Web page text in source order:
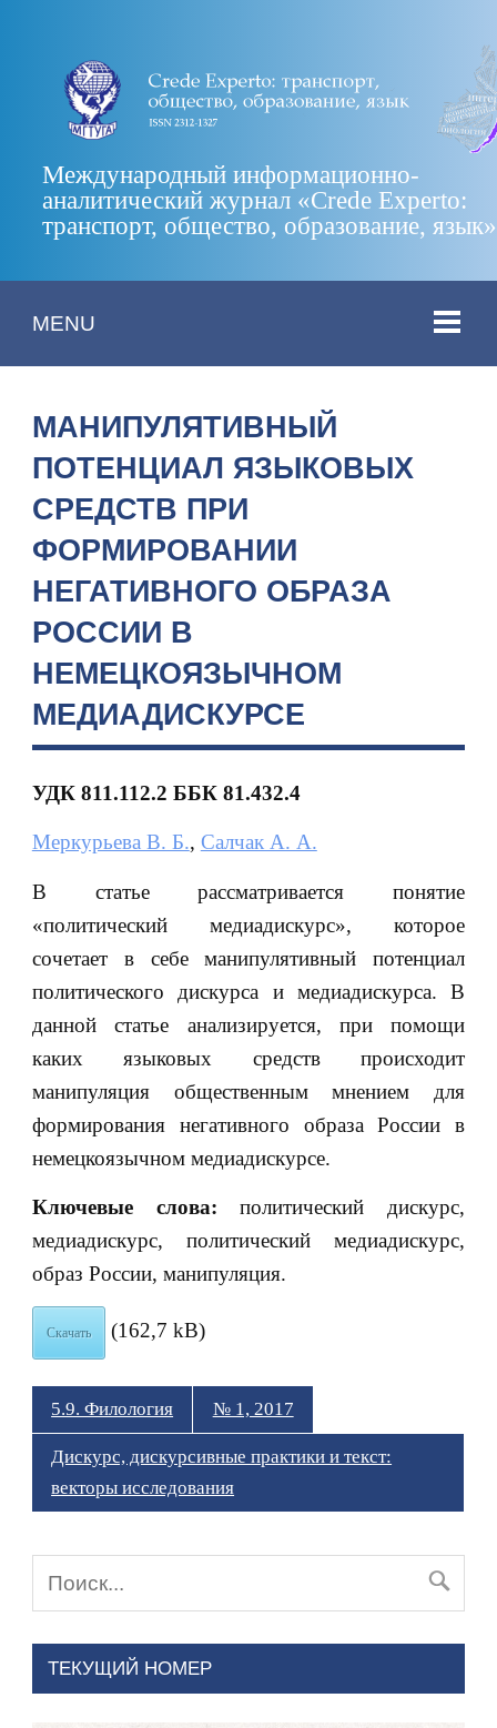
Международный информационно-
аналитический журнал «Crede Experto:
транспорт, общество, образование, язык»
MENU
МАНИПУЛЯТИВНЫЙ
ПОТЕНЦИАЛ ЯЗЫКОВЫХ
СРЕДСТВ ПРИ
ФОРМИРОВАНИИ
НЕГАТИВНОГО ОБРАЗА
РОССИИ В
НЕМЕЦКОЯЗЫЧНОМ
МЕДИАДИСКУРСЕ
УДК811.112.2 ББК 81.432.4
Меркурьева В. Б., Салчак А. А.
В статье рассматривается понятие
«политический медиадискурс», которое
сочетает в себе манипулятивный потенциал
политического дискурса и медиадискурса. В
данной статье анализируется, при помощи
каких языковых средств происходит
манипуляция общественным мнением для
формирования негативного образа России в
немецкоязычном медиадискурсе.
Ключевые слова: политический дискурс,
медиадискурс, политический медиадискурс,
образ России, манипуляция.
Скачать (162,7 kB)
5.9. Филология № 1, 2017
Дискурс, дискурсивные практики и текст:
векторы исследования
ТЕКУЩИЙ НОМЕР